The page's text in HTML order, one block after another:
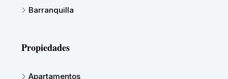
Barranquilla
Propiedades
Apartamentos